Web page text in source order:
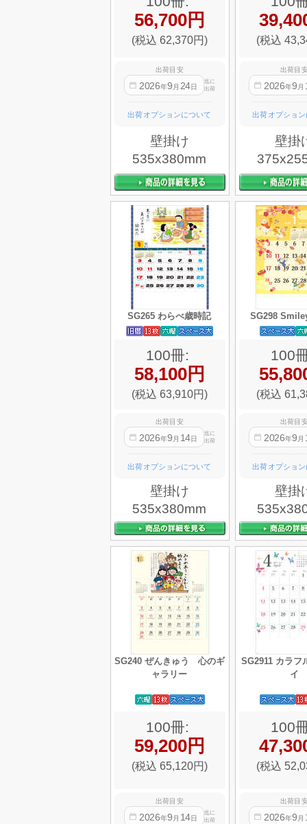
56,700円
(税込 62,370円)
出荷目安
2026年9 月 24日
迄に
出荷
出荷オプションについて
壁掛け
535x380mm
(税込
出荷目
2026年9 月
出荷オプショ
壁掛
SG265 わらべ歳時記
100冊:
58,100円
(税込 63,910円)
出荷目安
2026年9 月 14日
迄に
出荷
出荷オプションについて
壁掛け
535x380mm
SG298
100
(税込
出荷目
2026年9 月
出荷オプショ
壁掛
SG240 ぜんきゅう 心のギ
ャラリー
100冊:
59,200円
(税込 65,120円)
出荷目安
2026年9 月 14日
迄に
出荷
SG2911 カラフ
イ
100
(税込
出荷目
2026年9 月